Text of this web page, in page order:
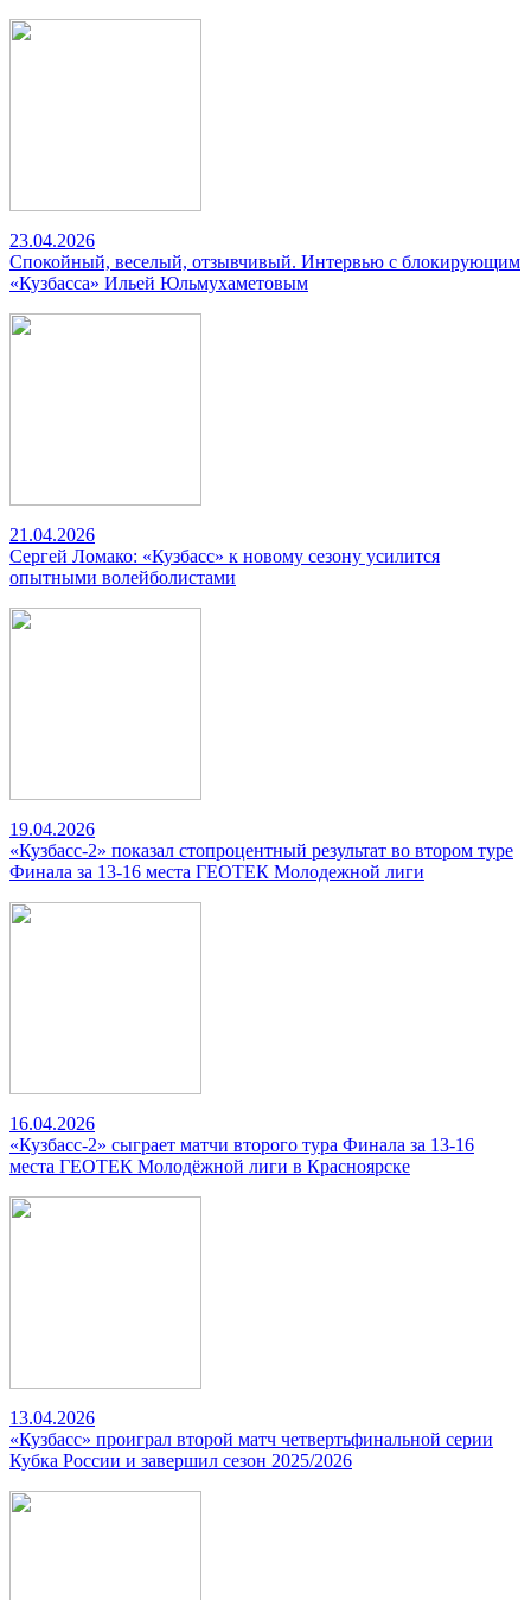
23.04.2026
Спокойный, веселый, отзывчивый. Интервью с блокирующим
«Кузбасса» Ильей Юльмухаметовым
21.04.2026
Сергей Ломако: «Кузбасс» к новому сезону усилится
опытными волейболистами
19.04.2026
«Кузбасс-2» показал стопроцентный результат во втором туре
Финала за 13-16 места ГЕОТЕК Молодежной лиги
16.04.2026
«Кузбасс-2» сыграет матчи второго тура Финала за 13-16
места ГЕОТЕК Молодёжной лиги в Красноярске
13.04.2026
«Кузбасс» проиграл второй матч четвертьфинальной серии
Кубка России и завершил сезон 2025/2026